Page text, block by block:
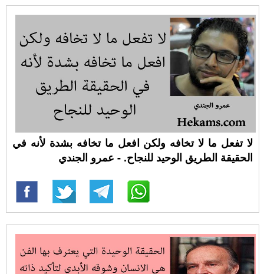
لا تفعل ما لا تخافه ولكن افعل ما تخافه بشدة لأنه في
الحقيقة الطريق الوحيد للنجاح. - عمرو الجندي